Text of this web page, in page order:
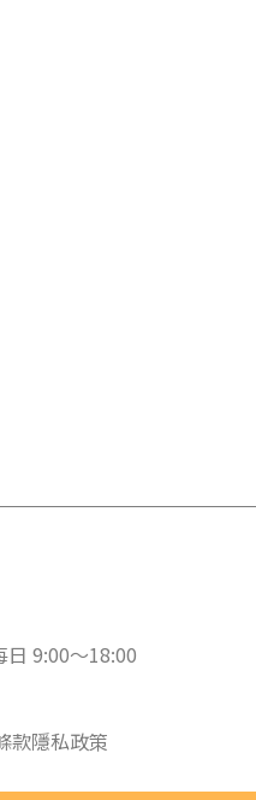
日 9:00～18:00
款隱私政策